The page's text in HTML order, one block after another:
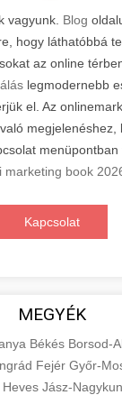
vagyunk. Blog
hogy láthatóbbá
az online
legmodernebb
el. Az
megjelenéshez,
marketing book
Kapcsolat
MEGYÉK
Békés Borsod-
Fejér Győr-
Heves Jász-